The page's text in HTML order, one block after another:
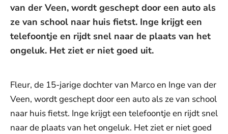
van der Veen, wordt geschept door een auto als
ze van school naar huis fietst. Inge krijgt een
telefoontje en rijdt snel naar de plaats van het
ongeluk. Het ziet er niet goed uit.
Fleur, de 15-jarige dochter van Marco en Inge van der
Veen, wordt geschept door een auto als ze van school
naar huis fietst. Inge krijgt een telefoontje en rijdt snel
naar de plaats van het ongeluk. Het ziet er niet goed